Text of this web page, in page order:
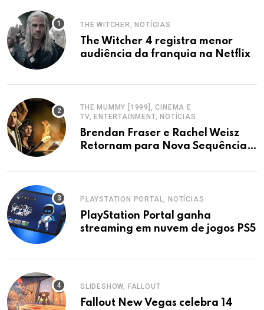
THE WITCHER, NOTÍCIAS
The Witcher 4 registra menor
audiência da franquia na Netflix
THE MUMMY [1999], CINEMA E
TV, ENTERTAINMENT, NOTÍCIAS
Brendan Fraser e Rachel Weisz
Retornam para Nova Sequência
PLAYSTATION PORTAL, NOTÍCIAS
PlayStation Portal ganha
streaming em nuvem de jogos PS5
SLIDESHOW, FALLOUT
Fallout New Vegas celebra 14